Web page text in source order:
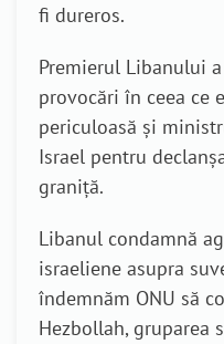
fi dureros.
Premierul Libanului
provocări în ceea ce
periculoasă și
Israel pentru
graniță.
Libanul condamnă
israeliene asupra
îndemnăm ONU să
Hezbollah, gruparea